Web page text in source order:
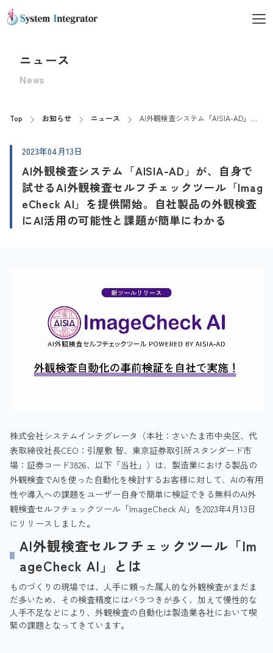
ニュース
News
Top お知らせ ニュース
2023年04月13日
AI外観検査システム「AISIA-AD」が、自身で
試せるAI外観検査セルフチェックツール「Imag
eCheck AI」を提供開始。自社製品の外観検査
にAI活用の可能性と課題が簡単にわかる
株式会社システムインテグレータ（本社：さいたま市中央区、代
表取締役社長CEO：引屋敷 智、東京証券取引所スタンダード市
場：証券コード3826、以下「当社」）は、製造業における製品の
外観検査でAIを使った自動化を検討するお客様に対して、AIの有用
性や導入への課題をユーザー自身で簡単に検証できる無料のAI外
観検査セルフチェックツール「ImageCheck AI」を2023年4月13日
にリリースしました。
AI外観検査セルフチェックツール「Im
ageCheck AI」とは
ものづくりの現場では、人手に頼った属人的な外観検査がまだま
だ多いため、その検査精度にはバラつきが多く、加えて慢性的な
人手不足などにより、外観検査の自動化は製造業各社において喫
緊の課題となってきています。